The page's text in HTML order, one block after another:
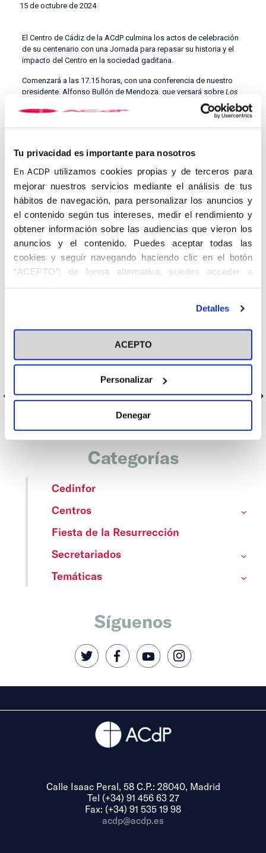
Tu privacidad es importante para nosotros
En ACDP utilizamos cookies propias y de terceros para
mejorar nuestros servicios mediante el análisis de tus
hábitos de navegación, para personalizar los anuncios y
el contenido según tus intereses, medir el rendimiento y
obtener información sobre las audiencias que vieron los
anuncios y el contenido. Puedes aceptar todas las
cookies y seguir navegando haciendo clic en el botón
“ACEPTO”; de forma alternativa, puedes acceder a
información más detallada y cambiar tus preferencias
en el botón "Personalizar". Para más información puedes
visitar nuestra Política de Cookies
Detalles
ACEPTO
Personalizar
Denegar
15 de octubre de 2024
El Centro de Cádiz de la ACdP culmina los actos de celebración
de su centenario con una Jornada para repasar su historia y el
impacto del Centro en la sociedad gaditana.
Comenzará a las 17.15 horas, con una conferencia de nuestro
presidente, Alfonso Bullón de Mendoza, que versará sobre Los
Posteriormente, el secretario nacional de
Causas de Canonización, Pablo Sánchez Garrido, hablará
sobreÁngel Herrera, Pemán y Cádiz.El profesor y doctoran de de
Rey Soto, impartirá la conferencia
Las derechas en Cádiz
parte el propagandista y capitán de navio, Juan Caamaño,
disertará sobreLos propagandistas del Centro de Jerez de la
Frontera.
Asimismo, Antonio Nadal, catedrático de Historia
Contemporánea de la Universidad de Málaga, abordará la vida
de
Fray Marcelino Bayo, primer consiliario del Centro de la AcdP en
Así, la jornada finalizará con la exposición del profesor y
vicepresidente de Salus Infirmorum, Francisco Glicerio Conde
Mora, que realizará un recorrido por estos estos cien años del
Centro de Cádiz.
Esta jornada se presenta como una oportunidad para conocer
cristianos en la vida pública y a ella están invitadas todas las
PROGRAMA DE LA JORNADA
Anterior Siguiente
Categorías
Cedinfor
Centros
Fiesta de la Resurrección
Secretariados
Temáticas
Síguenos
Calle Isaac Peral, 58 C.P.: 28040, Madrid
Tel (+34) 91 456 63 27
Fax: (+34) 91 535 19 98
acdp@acdp.es